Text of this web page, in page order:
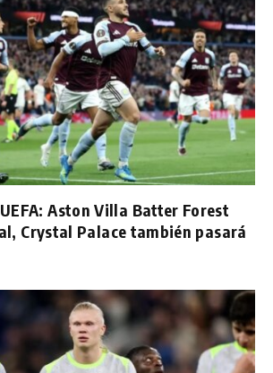
Aston Villa Batter Forest
Crystal Palace también pasará